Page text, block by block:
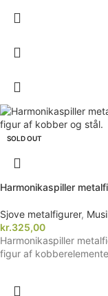
SOLD OUT
Harmonikaspiller
Sjove metalfigurer,
kr.325,00
Harmonikaspiller
figur af